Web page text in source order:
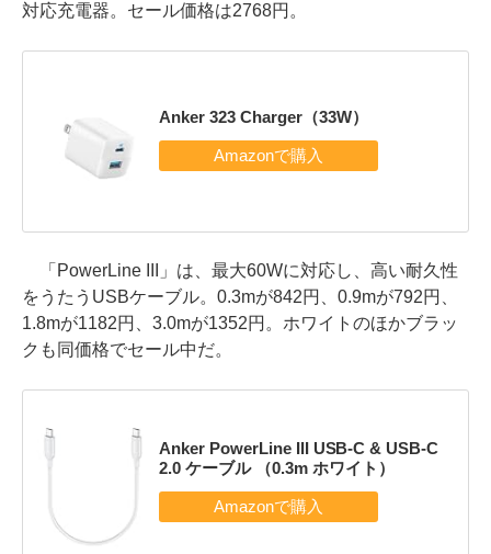
対応充電器。セール価格は2768円。
Anker 323 Charger（33W）
「PowerLine III」は、最大60Wに対応し、高い耐久性
をうたうUSBケーブル。0.3mが842円、0.9mが792円、
1.8mが1182円、3.0mが1352円。ホワイトのほかブラッ
クも同価格でセール中だ。
Anker PowerLine III USB-C & USB-C
2.0 ケーブル （0.3m ホワイト）